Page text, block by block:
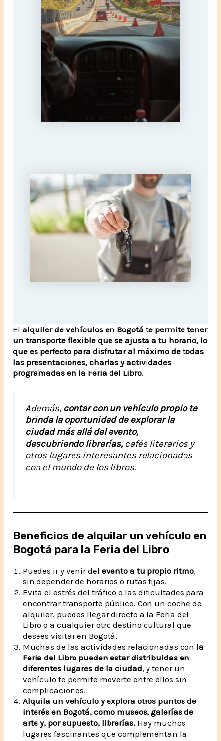
Elalquiler de vehículos en Bogotá te permite tener
un transporte flexible que se ajusta a tu horario, lo
que es perfecto para disfrutar al máximo de todas
las presentaciones, charlas y actividades
programadas en la Feria del Libro.
Además, contar con un vehículo propio te
brinda la oportunidad de explorar la
ciudad más allá del evento,
descubriendo librerías, cafés literarios y
otros lugares interesantes relacionados
con el mundo de los libros.
Beneficios de alquilar un vehículo en
Bogotá para la Feria del Libro
Puedes ir y venir delevento a tu propio ritmo,
sin depender de horarios o rutas fijas.
Evita el estrés del tráfico o las dificultades para
encontrar transporte público. Con un coche de
alquiler, puedes llegar directo a la Feria del
Libro o a cualquier otro destino cultural que
desees visitar en Bogotá.
Muchas de las actividades relacionadas con la
Feria del Libro pueden estar distribuidas en
diferentes lugares de la ciudad, y tener un
vehículo te permite moverte entre ellos sin
complicaciones.
Alquila un vehículo y explora otros puntos de
interés en Bogotá, como museos, galerías de
arte y, por supuesto, librerías. Hay muchos
lugares fascinantes que complementan la